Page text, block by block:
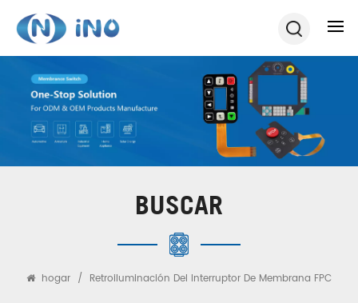
BUSCAR
hogar / Retroiluminación Del Interruptor De Membrana FPC